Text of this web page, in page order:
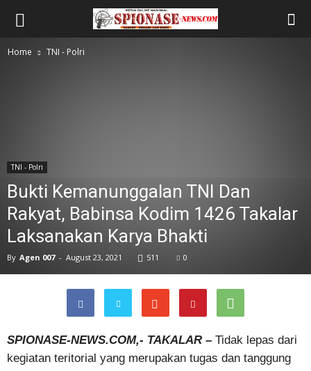
Home TNI - Polri
TNI - Polri
Bukti Kemanunggalan TNI Dan
Rakyat, Babinsa Kodim 1426 Takalar
Laksanakan Karya Bhakti
By Agen 007 - August 23, 2021 511 0
SPIONASE-NEWS.COM,- TAKALAR – Tidak lepas dari
kegiatan teritorial yang merupakan tugas dan tanggung